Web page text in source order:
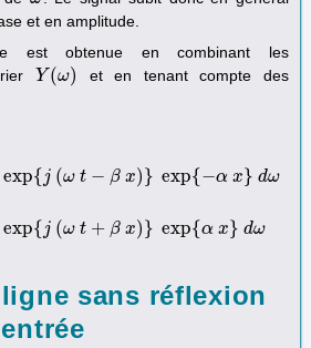
et en amplitude.
est obtenue en combinant les
Y(ω)
Y( ω)
et en tenant compte des
exp{j (ω t − β x)} exp{−α x} dω
exp{j (ω t + β x)} exp{α x} dω
(ω) exp t x )} exp{ −α ω
sans réflexion